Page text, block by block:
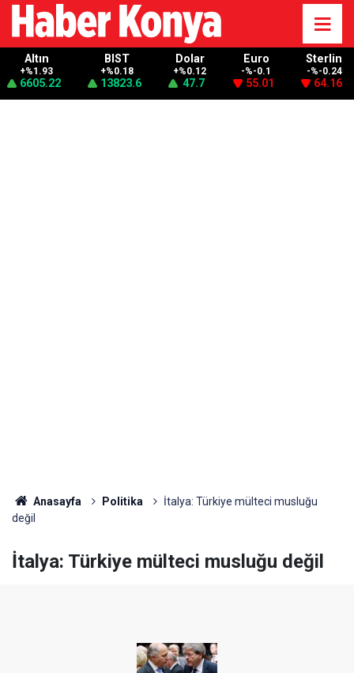
Altın
+%1.93
6605.22
BIST
+%0.18
13823.6
Dolar
+%0.12
47.7
Euro
-%-0.1
55.01
Sterlin
-%-0.24
64.16
Anasayfa Politika
İtalya: Türkiye mülteci musluğu
değil
İtalya: Türkiye mülteci musluğu değil